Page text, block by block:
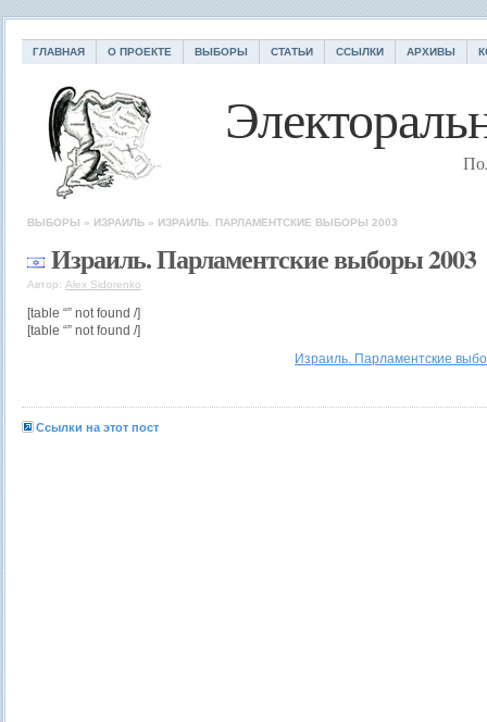
ГЛАВНАЯ О ПРОЕКТЕ ВЫБОРЫ СТАТЬИ ССЫЛКИ АРХИВЫ
ВЫБОРЫ » ИЗРАИЛЬ » ИЗРАИЛЬ. ПАРЛАМЕНТСКИЕ ВЫБОРЫ 2003
Израиль. Парламентские выборы 2003
Автор: Alex Sidorenko
[table “” not found /]
[table “” not found /]
Израиль. Парламентские
Ссылки на этот пост